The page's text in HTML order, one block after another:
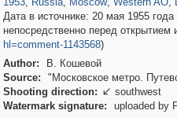
Дата в источнике: 20 мая 1955
непосредственно перед открытием
hl=comment-1143568)
Author:
В. Кошевой
Source:
"Московское метро.
Shooting direction:  southwest
Watermark signature:
uploaded by